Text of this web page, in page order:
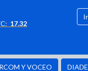
17.32
Y VOCEO